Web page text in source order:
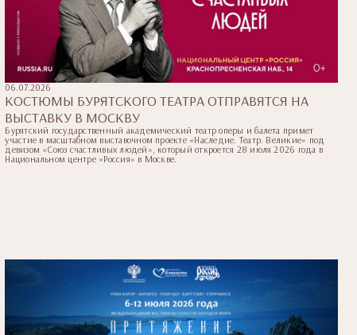
06.07.2026
КОСТЮМЫ БУРЯТСКОГО ТЕАТРА ОТПРАВЯТСЯ НА
ВЫСТАВКУ В МОСКВУ
Бурятский государственный академический театр оперы и балета примет
участие в масштабном выставочном проекте «Наследие. Театр. Великие» под
девизом «Союз счастливых людей», который откроется 28 июля 2026 года в
Национальном центре «Россия» в Москве.